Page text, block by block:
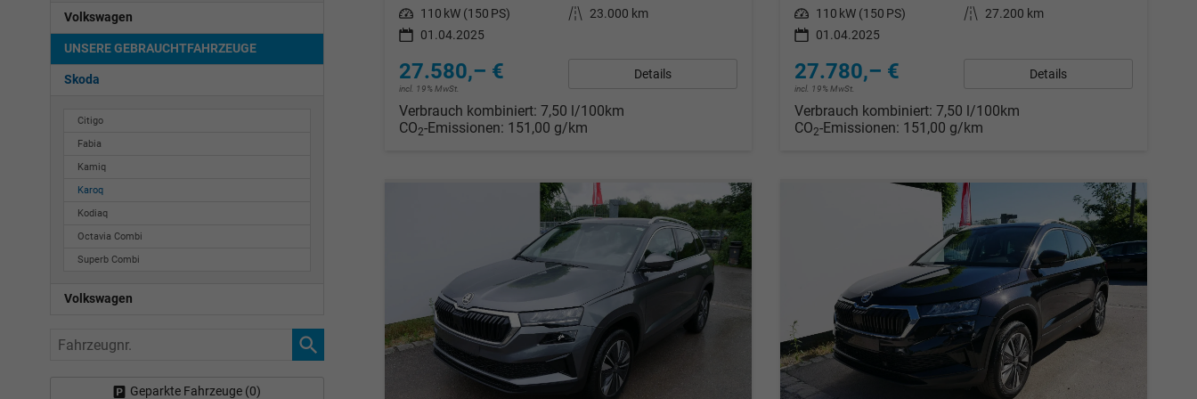
Leistung 110 kW (150 PS) Kilometerstand
23.000 km
01.04.2025
27.580,– €
incl. 19% MwSt.
Details
Verbrauch kombiniert: 7,50 l/100km
CO2-Emissionen: 151,00 g/km
Leistung 110 kW (150 PS) Kilometerstand
27.200 km
01.04.2025
27.780,– €
incl. 19% MwSt.
Details
Verbrauch kombiniert: 7,50 l/100km
CO2-Emissionen: 151,00 g/km
Volkswagen
UNSERE GEBRAUCHTFAHRZEUGE
Skoda
Citigo
Fabia
Kamiq
Karoq
Kodiaq
Octavia Combi
Superb Combi
Volkswagen
Fahrzeugnr.
Geparkte Fahrzeuge (0)